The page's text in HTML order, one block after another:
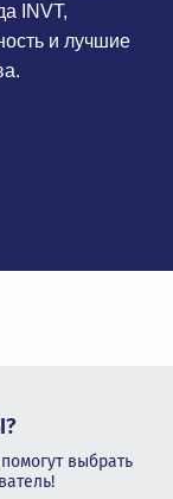
INVT,
и лучшие
выбрать